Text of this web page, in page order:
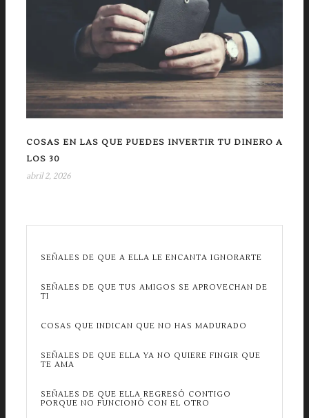
COSAS EN LAS QUE PUEDES INVERTIR TU DINERO A
LOS 30
abril 2, 2026
SEÑALES DE QUE A ELLA LE ENCANTA IGNORARTE
SEÑALES DE QUE TUS AMIGOS SE APROVECHAN DE
TI
COSAS QUE INDICAN QUE NO HAS MADURADO
SEÑALES DE QUE ELLA YA NO QUIERE FINGIR QUE
TE AMA
SEÑALES DE QUE ELLA REGRESÓ CONTIGO
PORQUE NO FUNCIONÓ CON EL OTRO